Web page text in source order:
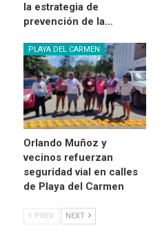
la estrategia de
prevención de la…
PLAYA DEL CARMEN
Orlando Muñoz y
vecinos refuerzan
seguridad vial en calles
de Playa del Carmen
PREV NEXT